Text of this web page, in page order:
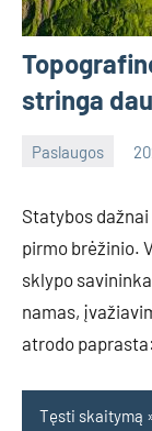
stringa
Paslaugos
Statybos
pirmo brėžinio.
sklypo
namas,
atrodo
Tęsti skaitymą